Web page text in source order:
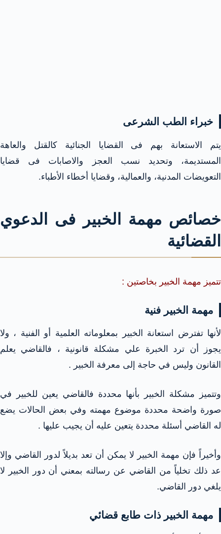
خبراء الطب الشرعى
يتم الاستعانة بهم فى القضايا الجنائية كالقتل والعاهة
المستديمة، وتحديد نسب العجز والاصابات فى قضايا
التعويضات المدنية، والعمالية، وقضايا أخطاء الأطباء.
خصائص مهمة الخبير فى الدعوي
القضائية
تتميز مهمة الخبير بخاصتين :
مهمة الخبير فنية
لأنها تفترض استعانة الخبير بمعلوماته العلمية أو الفنية ، ولا
يجوز أن ترد الخبرة علي مشكلة قانونية ، فالقاضي يعلم
القانون وليس في حاجة إلى معرفة الخبير .
وتتميز مشكلة الخبير بأنها محددة فالقاضي يعين للخبير في
صورة واضحة محددة موضوع مهمته وفي بعض الحالات يضع
له القاضي أسئلة محددة يتعين عليه أن يجيب عليها .
وأخيراً فإن مهمة الخبير لا يمكن أن تعد بديلاً لدور القاضي وإلا
عد ذلك تخلياً من القاضي عن رسالته بمعني أن دور الخبير لا
يلغي دور القاضي.
مهمة الخبير ذات طابع قضائي